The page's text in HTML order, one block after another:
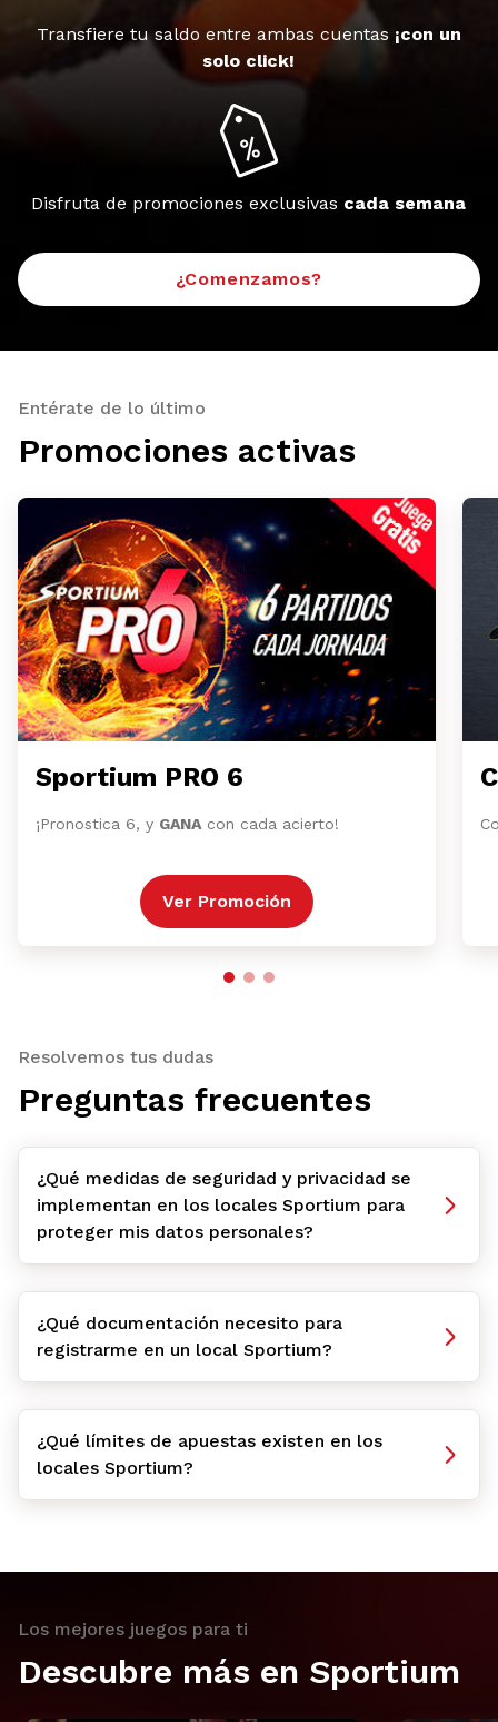
Transfiere tu saldo entre ambas cuentas ¡con un
solo click!
Disfruta de promociones exclusivas cada semana
¿Comenzamos?
Entérate de lo último
Promociones activas
Sportium PRO 6
¡Pronostica 6, y GANA con cada acierto!
Ver Promoción
Resolvemos tus dudas
Preguntas frecuentes
¿Qué medidas de seguridad y privacidad se
implementan en los locales Sportium para
proteger mis datos personales?
¿Qué documentación necesito para
registrarme en un local Sportium?
¿Qué límites de apuestas existen en los
locales Sportium?
Los mejores juegos para ti
Descubre más en Sportium